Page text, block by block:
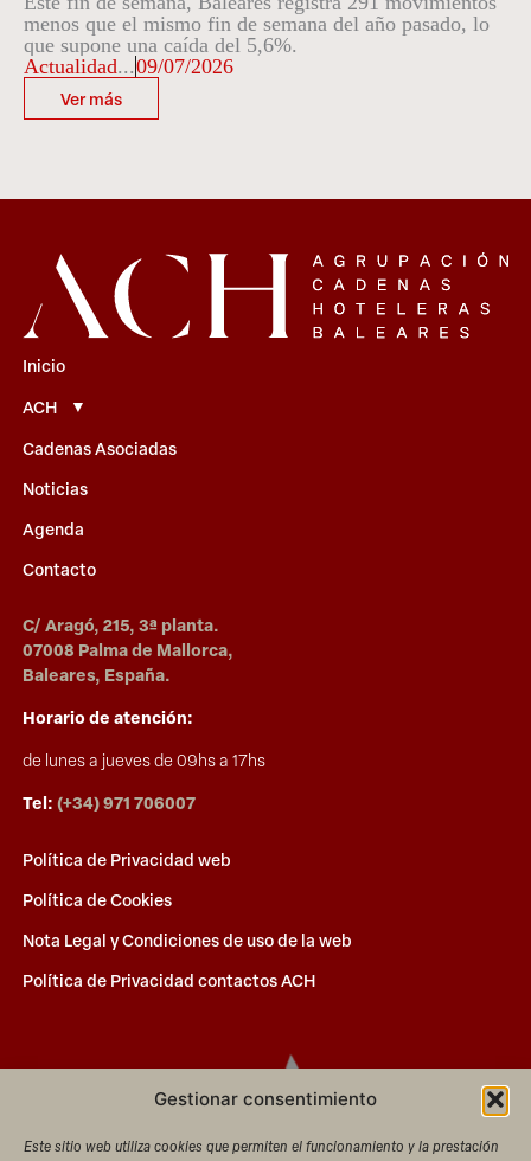
Gestionar consentimiento
Este sitio web utiliza cookies que permiten el funcionamiento y la prestación
menos que el mismo fin de semana del año pasado, lo
que supone una caída del 5,6%.
Actualidad...09/07/2026
Ver más
Inicio
ACH
Cadenas Asociadas
Noticias
Agenda
Contacto
C/ Aragó, 215, 3ª planta.
07008 Palma de Mallorca,
Baleares, España.
Horario de atención:
de lunes a jueves de 09hs a 17hs
Tel:(+34) 971 706007
Política de Privacidad web
Política de Cookies
Nota Legal y Condiciones de uso de la web
Política de Privacidad contactos ACH